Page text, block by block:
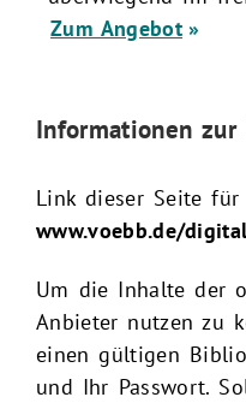
Zum Angebot
Informationen zur
Link dieser Seite für
www.voebb.de/
Um die Inhalte der
Anbieter nutzen zu
einen gültigen
und Ihr Passwort.